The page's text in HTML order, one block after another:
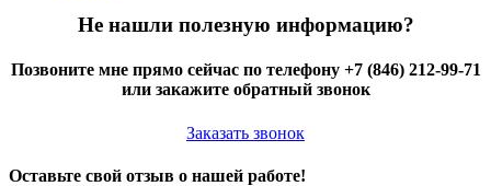
Не нашли полезную информацию?
Позвоните мне прямо сейчас по телефону +7 (846) 212-99-71
или закажите обратный звонок
Заказать звонок
Оставьте свой отзыв о нашей работе!